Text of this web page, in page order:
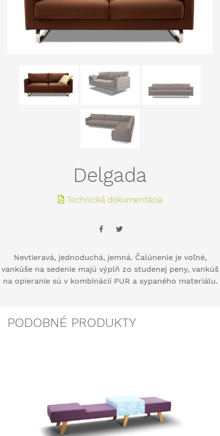
Delgada
Technická dokumentácia
Nevtieravá, jednoduchá, jemná. Čalúnenie je voľné,
vankúše na sedenie majú výplň zo studenej peny, vankúš
na opieranie sú v kombinácií PUR a sypaného materiálu.
PODOBNÉ PRODUKTY